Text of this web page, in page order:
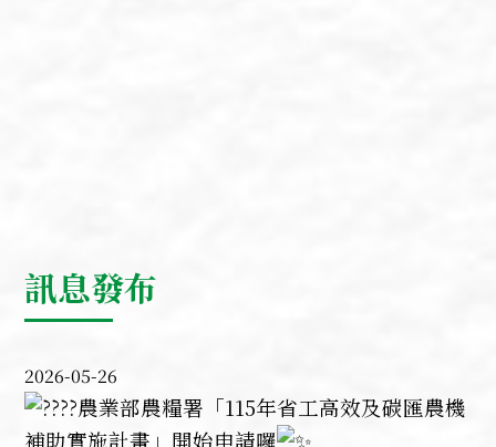
訊息發布
2026-05-26
農業部農糧署「115年省工高效及碳匯農機
補助實施計畫」開始申請囉